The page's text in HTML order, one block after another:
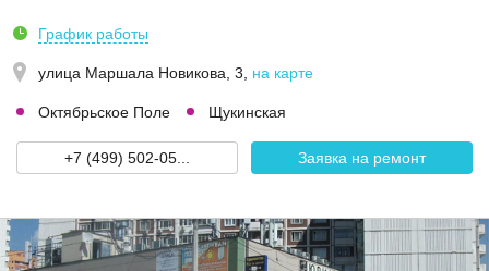
График работы
улица Маршала Новикова, 3 на карте
Октябрьское Поле Щукинская
+7 (499) 502-05... Заявка на ремонт